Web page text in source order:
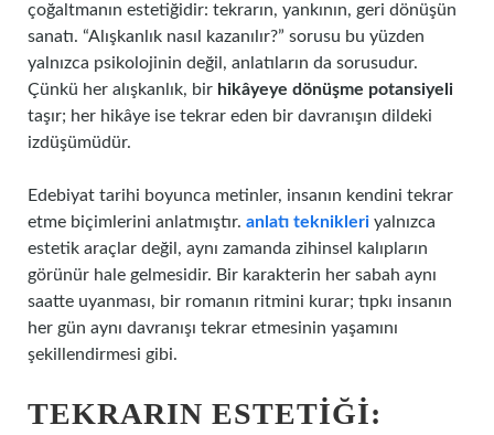
çoğaltmanın estetiğidir: tekrarın, yankının, geri dönüşün
sanatı. “Alışkanlık nasıl kazanılır?” sorusu bu yüzden
yalnızca psikolojinin değil, anlatıların da sorusudur.
Çünkü her alışkanlık, bir hikâyeye dönüşme potansiyeli
taşır; her hikâye ise tekrar eden bir davranışın dildeki
izdüşümüdür.
Edebiyat tarihi boyunca metinler, insanın kendini tekrar
etme biçimlerini anlatmıştır. anlatı teknikleri yalnızca
estetik araçlar değil, aynı zamanda zihinsel kalıpların
görünür hale gelmesidir. Bir karakterin her sabah aynı
saatte uyanması, bir romanın ritmini kurar; tıpkı insanın
her gün aynı davranışı tekrar etmesinin yaşamını
şekillendirmesi gibi.
TEKRARIN ESTETIĞI: